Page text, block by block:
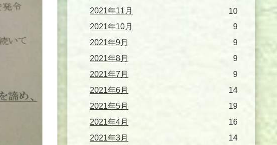
2021年11月
10
2021年10月
9
2021年9月
9
2021年8月
9
2021年7月
9
2021年6月
14
2021年5月
19
2021年4月
16
2021年3月
14